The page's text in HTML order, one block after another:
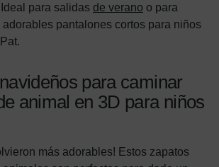
Ideal para salidas de verano o para
pantalones cortos para niños
para caminar
animal en 3D para niños
más adorables! Estos zapatos